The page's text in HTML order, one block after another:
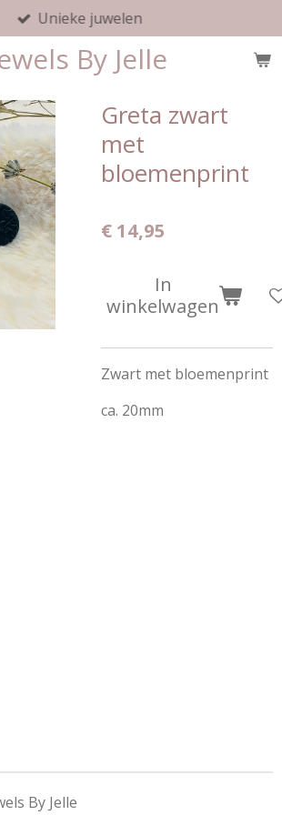
By Jelle
Unieke juwelen
Greta zwart
met
bloemenprint
€ 14,95
In
winkelwagen
Zwart met bloemenprint
ca. 20mm
By Jelle